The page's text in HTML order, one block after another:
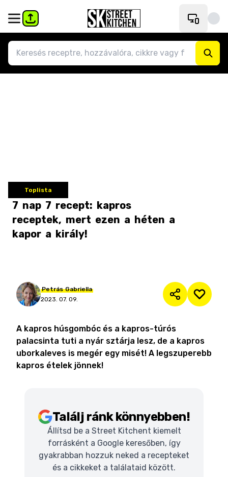
Toplista
7 nap 7 recept: kapros
receptek, mert ezen a héten a
kapor a király!
Petrás Gabriella
2023. 07. 09.
A kapros húsgombóc és a kapros-túrós
palacsinta tuti a nyár sztárja lesz, de a kapros
uborkaleves is megér egy misét! A legszuperebb
kapros ételek jönnek!
Találj ránk könnyebben!
Állítsd be a Street Kitchent kiemelt
forrásként a Google keresőben, így
gyakrabban hozzuk neked a recepteket
és a cikkeket a találataid között.